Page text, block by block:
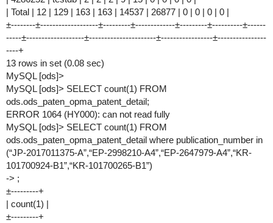
| Total | 12 | 129 | 163 | 163 | 14537 | 26877 | 0 | 0 | 0 | 0 |
±--------±-------------------±---------±-------------±---------±----------±------
-----±-------------------±----------------------±-----------------±----------------
----+
13 rows in set (0.08 sec)
MySQL [ods]>
MySQL [ods]> SELECT count(1) FROM
ods.ods_paten_opma_patent_detail;
ERROR 1064 (HY000): can not read fully
MySQL [ods]> SELECT count(1) FROM
ods.ods_paten_opma_patent_detail where publication_number in
(“JP-2017011375-A”,“EP-2998210-A4”,“EP-2647979-A4”,“KR-
101700924-B1”,“KR-101700265-B1”)
-> ;
±---------+
| count(1) |
±---------+